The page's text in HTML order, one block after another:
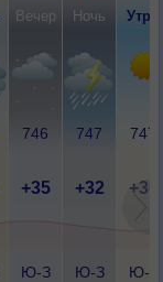
Вечер Ночь Утро
746 747 747
+35 +32 +30
Ю-З
Ю-З
Ю-З